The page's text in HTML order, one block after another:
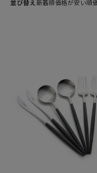
並び替え 新着順価格が安い順